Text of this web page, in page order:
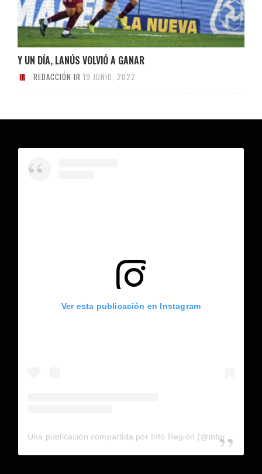
Y UN DÍA, LANÚS VOLVIÓ A GANAR
REDACCIÓN IR 19 JUNIO, 2022
Ver esta publicación en Instagram